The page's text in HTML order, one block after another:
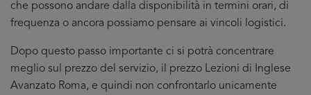
che possono andare dalla disponibilità in termini orari, di
frequenza o ancora possiamo pensare ai vincoli logistici.
Dopo questo passo importante ci si potrà concentrare
meglio sul prezzo del servizio, il prezzo Lezioni di Inglese
Avanzato Roma, e quindi non confrontarlo unicamente